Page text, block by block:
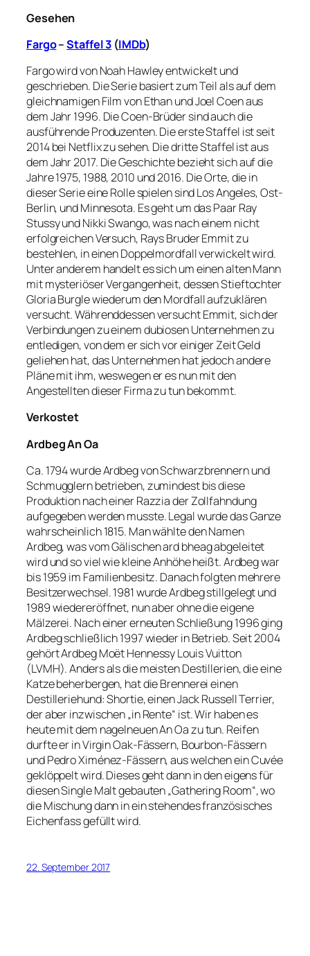
Gesehen
Fargo–Staffel 3 (IMDb)
Fargo wird von Noah Hawley entwickelt und
geschrieben. Die Serie basiert zum Teil als auf dem
gleichnamigen Film von Ethan und Joel Coen aus
dem Jahr 1996. Die Coen-Brüder sind auch die
ausführende Produzenten. Die erste Staffel ist seit
2014 bei Netflix zu sehen. Die dritte Staffel ist aus
dem Jahr 2017. Die Geschichte bezieht sich auf die
Jahre 1975, 1988, 2010 und 2016. Die Orte, die in
dieser Serie eine Rolle spielen sind Los Angeles, Ost-
Berlin, und Minnesota. Es geht um das Paar Ray
Stussy und Nikki Swango, was nach einem nicht
erfolgreichen Versuch, Rays Bruder Emmit zu
bestehlen, in einen Doppelmordfall verwickelt wird.
Unter anderem handelt es sich um einen alten Mann
mit mysteriöser Vergangenheit, dessen Stieftochter
Gloria Burgle wiederum den Mordfall aufzuklären
versucht. Währenddessen versucht Emmit, sich der
Verbindungen zu einem dubiosen Unternehmen zu
entledigen, von dem er sich vor einiger Zeit Geld
geliehen hat, das Unternehmen hat jedoch andere
Pläne mit ihm, weswegen er es nun mit den
Angestellten dieser Firma zu tun bekommt.
Verkostet
Ardbeg An Oa
Ca. 1794 wurde Ardbeg von Schwarzbrennern und
Schmugglern betrieben, zumindest bis diese
Produktion nach einer Razzia der Zollfahndung
aufgegeben werden musste. Legal wurde das Ganze
wahrscheinlich 1815. Man wählte den Namen
Ardbeg, was vom Gälischen ard bheag abgeleitet
wird und so viel wie kleine Anhöhe heißt. Ardbeg war
bis 1959 im Familienbesitz. Danach folgten mehrere
Besitzerwechsel. 1981 wurde Ardbeg stillgelegt und
1989 wiedereröffnet, nun aber ohne die eigene
Mälzerei. Nach einer erneuten Schließung 1996 ging
Ardbeg schließlich 1997 wieder in Betrieb. Seit 2004
gehört Ardbeg Moët Hennessy Louis Vuitton
(LVMH). Anders als die meisten Destillerien, die eine
Katze beherbergen, hat die Brennerei einen
Destilleriehund: Shortie, einen Jack Russell Terrier,
der aber inzwischen „in Rente“ ist. Wir haben es
heute mit dem nagelneuen An Oa zu tun. Reifen
durfte er in Virgin Oak-Fässern, Bourbon-Fässern
und Pedro Ximénez-Fässern, aus welchen ein Cuvée
geklöppelt wird. Dieses geht dann in den eigens für
diesen Single Malt gebauten „Gathering Room“, wo
die Mischung dann in ein stehendes französisches
Eichenfass gefüllt wird.
22. September 2017